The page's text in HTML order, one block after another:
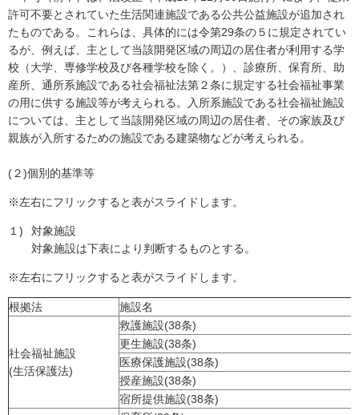
許可不要とされていた生活関連施設である公共公益施設が追加され
たものである。これらは、具体的には令第29条の５に規定されてい
るが、例えば、主として当該開発区域の周辺の居住者が利用する学
校（大学、専修学校及び各種学校を除く。）、診療所、保育所、助
産所、通所系施設である社会福祉法第２条に規定する社会福祉事業
の用に供する施設等が考えられる。入所系施設である社会福祉施設
については、主として当該開発区域の周辺の居住者、その家族及び
親族が入所するための施設である建築物などが考えられる。
(２)個別的基準等
※左右にフリックすると表がスライドします。
１)
対象施設
対象施設は下表により判断するものとする。
※左右にフリックすると表がスライドします。
根拠法 施設名
社会福祉施設
(生活保護法)
救護施設(38条)
更生施設(38条)
医療保護施設(38条)
授産施設(38条)
宿所提供施設(38条)